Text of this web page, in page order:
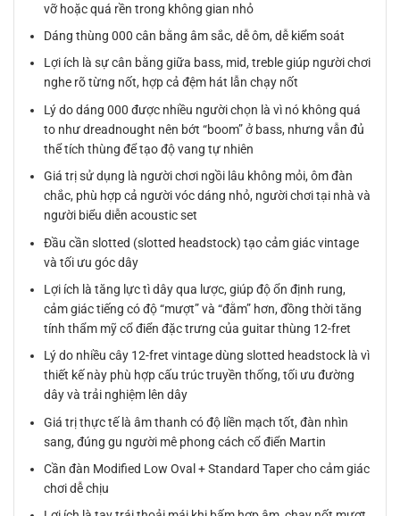
vỡ hoặc quá rền trong không gian nhỏ
Dáng thùng 000 cân bằng âm sắc, dễ ôm, dễ kiểm soát
Lợi ích là sự cân bằng giữa bass, mid, treble giúp người chơi
nghe rõ từng nốt, hợp cả đệm hát lẫn chạy nốt
Lý do dáng 000 được nhiều người chọn là vì nó không quá
to như dreadnought nên bớt “boom” ở bass, nhưng vẫn đủ
thể tích thùng để tạo độ vang tự nhiên
Giá trị sử dụng là người chơi ngồi lâu không mỏi, ôm đàn
chắc, phù hợp cả người vóc dáng nhỏ, người chơi tại nhà và
người biểu diễn acoustic set
Đầu cần slotted (slotted headstock) tạo cảm giác vintage
và tối ưu góc dây
Lợi ích là tăng lực tì dây qua lược, giúp độ ổn định rung,
cảm giác tiếng có độ “mượt” và “đằm” hơn, đồng thời tăng
tính thẩm mỹ cổ điển đặc trưng của guitar thùng 12-fret
Lý do nhiều cây 12-fret vintage dùng slotted headstock là vì
thiết kế này phù hợp cấu trúc truyền thống, tối ưu đường
dây và trải nghiệm lên dây
Giá trị thực tế là âm thanh có độ liền mạch tốt, đàn nhìn
sang, đúng gu người mê phong cách cổ điển Martin
Cần đàn Modified Low Oval + Standard Taper cho cảm giác
chơi dễ chịu